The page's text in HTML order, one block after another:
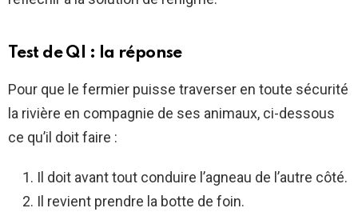
Test de QI : la réponse
Pour que le fermier puisse traverser en toute sécurité
la rivière en compagnie de ses animaux, ci-dessous
ce qu’il doit faire :
Il doit avant tout conduire l’agneau de l’autre côté.
Il revient prendre la botte de foin.